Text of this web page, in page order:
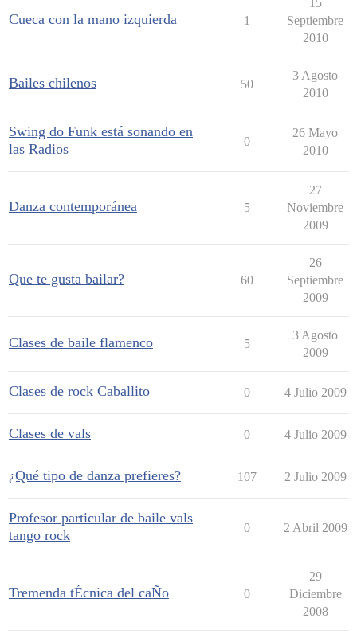
Cueca con la mano izquierda 1
15
Septiembre
2010
Bailes chilenos 50
3 Agosto
2010
Swing do Funk está sonando en
las Radios
0
26 Mayo
2010
Danza contemporánea 5
27
Noviembre
2009
Que te gusta bailar? 60
26
Septiembre
2009
Clases de baile flamenco 5
3 Agosto
2009
Clases de rock Caballito 0 4 Julio 2009
Clases de vals 0 4 Julio 2009
¿Qué tipo de danza prefieres? 107 2 Julio 2009
Profesor particular de baile vals
tango rock
0 2 Abril 2009
Tremenda tÉcnica del caÑo 0
29
Diciembre
2008